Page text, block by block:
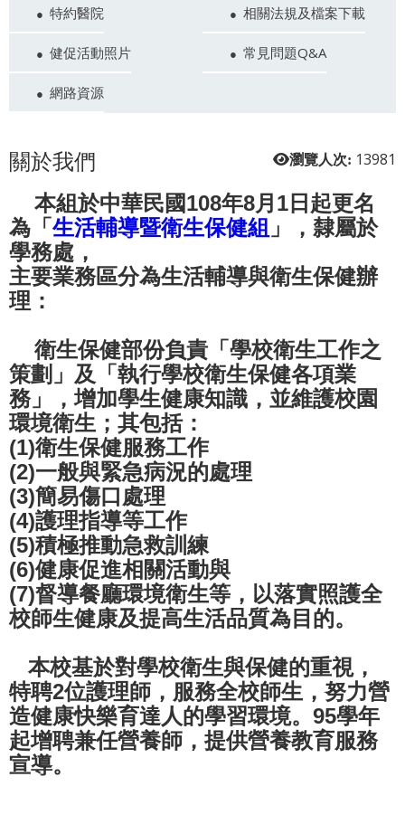
特約醫院 相關法規及檔案下載
健促活動照片 常見問題Q&A
網路資源
瀏覽人次: 13981
關於我們
本組於中華民國108年8月1日起更名
為 「 生活輔導暨衛生保健組 」
，隸屬於
學務處，
主要業務區分為生活輔導與衛生保健辦
理：
衛生保健部份負責 「 學校衛生工作之
策劃 」 及 「 執行學校衛生保健各項業
務」
，增加學生健康知識，並維護校園
環境衛生；其包括：
(1)衛生保健服務工作
(2)一般與緊急病況的處理
(3)簡易傷口處理
(4)護理指導等工作
(5)積極推動急救訓練
(6)健康促進相關活動與
(7)督導餐廳環境衛生等，以落實照護全
校師生健康及提高生活品質為目的。
本校基於對學校衛生與保健的重視，
特聘2位護理師，服務全校師生，努力營
造健康快樂育達人的學習環境。95學年
起增聘兼任營養師，提供營養教育服務
宣導。